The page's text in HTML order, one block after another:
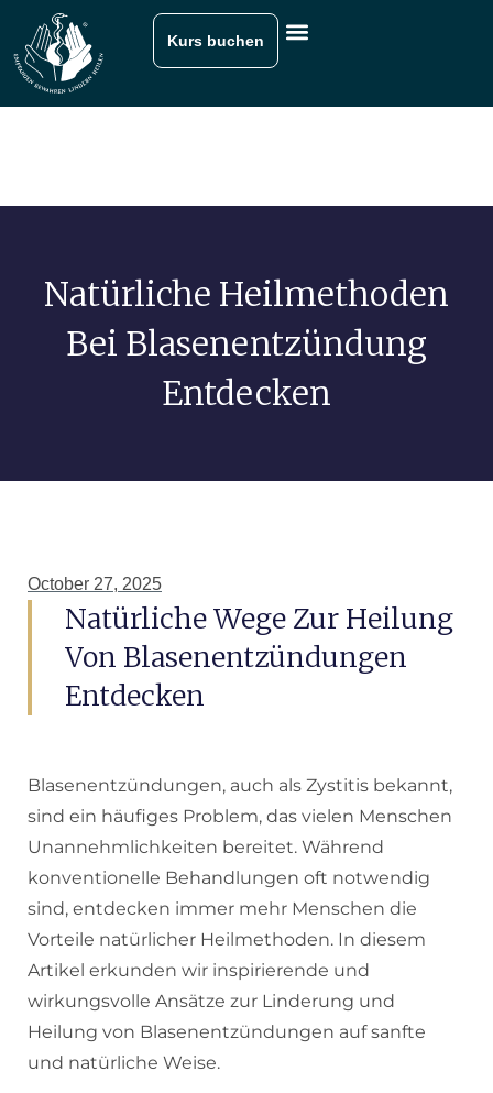
Kurs buchen
Natürliche Heilmethoden
Bei Blasenentzündung
Entdecken
October 27, 2025
Natürliche Wege Zur Heilung
Von Blasenentzündungen
Entdecken
Blasenentzündungen, auch als Zystitis bekannt,
sind ein häufiges Problem, das vielen Menschen
Unannehmlichkeiten bereitet. Während
konventionelle Behandlungen oft notwendig
sind, entdecken immer mehr Menschen die
Vorteile natürlicher Heilmethoden. In diesem
Artikel erkunden wir inspirierende und
wirkungsvolle Ansätze zur Linderung und
Heilung von Blasenentzündungen auf sanfte
und natürliche Weise.